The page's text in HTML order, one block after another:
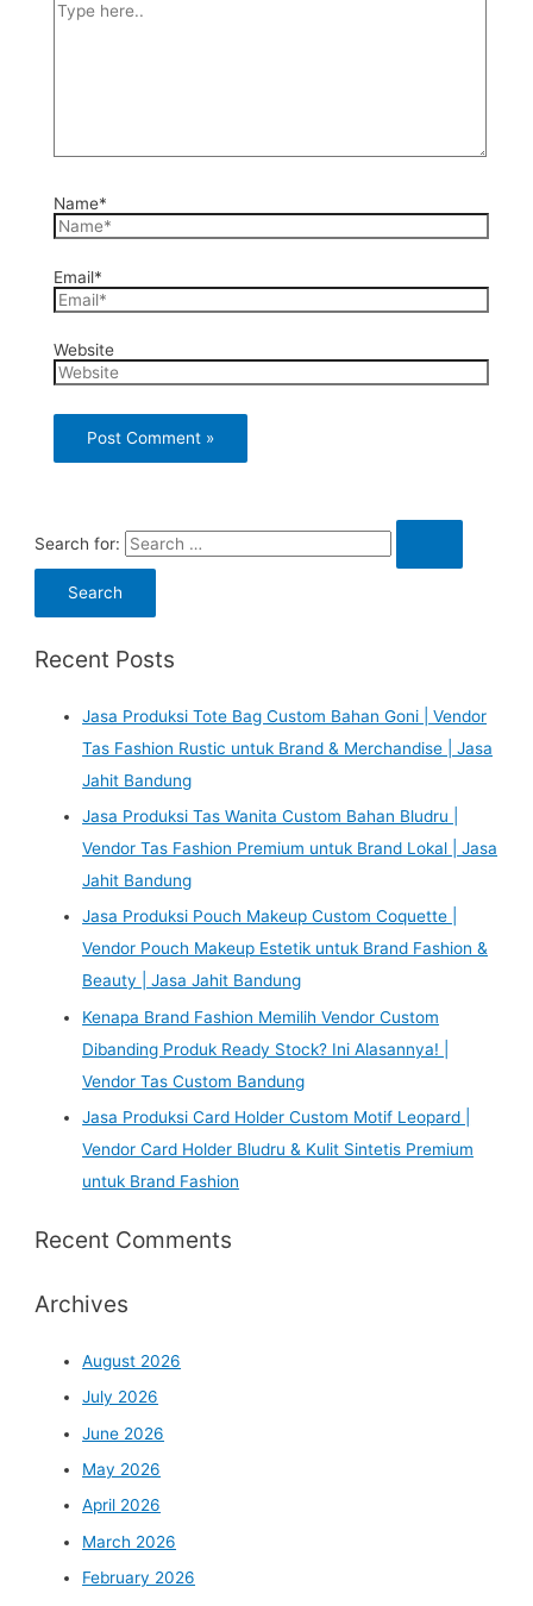
Name*
Email*
Website
Search for:
Recent Posts
Jasa Produksi Tote Bag Custom Bahan Goni | Vendor
Tas Fashion Rustic untuk Brand & Merchandise | Jasa
Jahit Bandung
Jasa Produksi Tas Wanita Custom Bahan Bludru |
Vendor Tas Fashion Premium untuk Brand Lokal | Jasa
Jahit Bandung
Jasa Produksi Pouch Makeup Custom Coquette |
Vendor Pouch Makeup Estetik untuk Brand Fashion &
Beauty | Jasa Jahit Bandung
Kenapa Brand Fashion Memilih Vendor Custom
Dibanding Produk Ready Stock? Ini Alasannya! |
Vendor Tas Custom Bandung
Jasa Produksi Card Holder Custom Motif Leopard |
Vendor Card Holder Bludru & Kulit Sintetis Premium
untuk Brand Fashion
Recent Comments
Archives
August 2026
July 2026
June 2026
May 2026
April 2026
March 2026
February 2026